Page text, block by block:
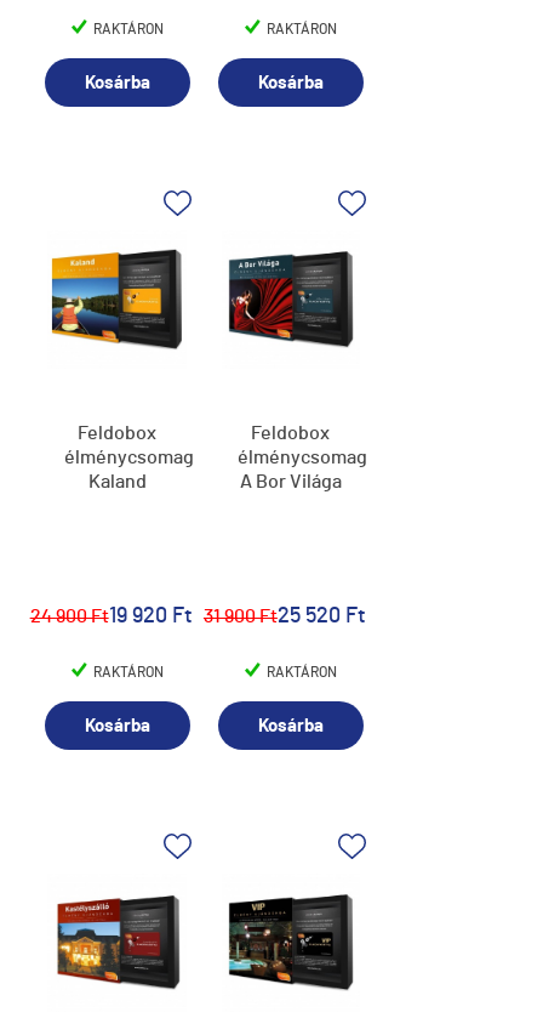
RAKTÁRON
Kosárba
RAKTÁRON
Kosárba
Feldobox
élménycsomag,
Kaland
24 900 Ft19 920 Ft
RAKTÁRON
Kosárba
Feldobox
élménycsomag,
A Bor Világa
31 900 Ft25 520 Ft
RAKTÁRON
Kosárba